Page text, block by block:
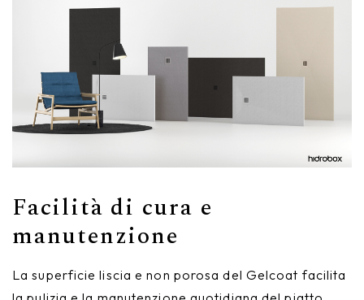
Facilità di cura e
manutenzione
La superficie liscia e non porosa del Gelcoat facilita